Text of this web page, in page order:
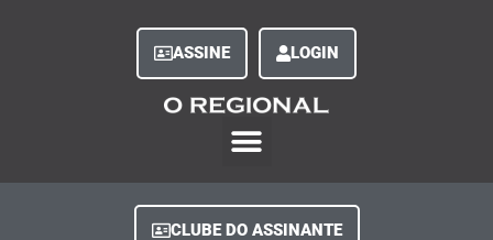
ASSINE LOGIN
CLUBE DO ASSINANTE